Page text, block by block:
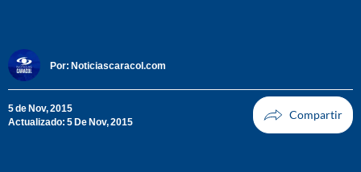
Por: Noticiascaracol.com
5 de Nov, 2015
Actualizado: 5 De Nov, 2015